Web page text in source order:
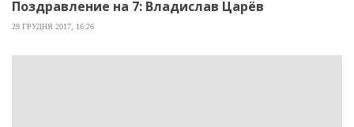
Поздравление на 7: Владислав Царёв
29 ГРУДНЯ 2017, 16:26